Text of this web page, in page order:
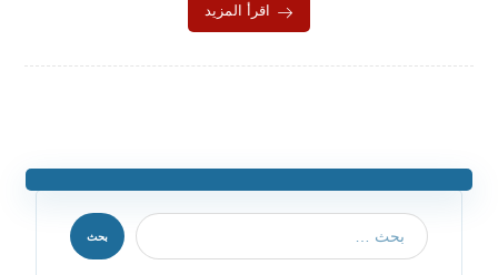
اقرأ المزيد
بحث